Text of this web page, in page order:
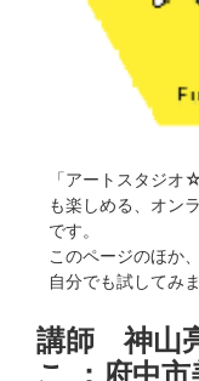
「アートスタジ
も楽しめる、オン
です。
このページのほか
自分でも試してみ
講師 神山